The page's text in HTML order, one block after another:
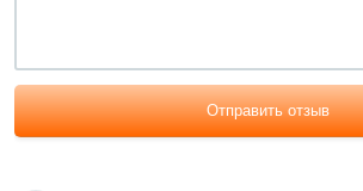
Отправить отзыв